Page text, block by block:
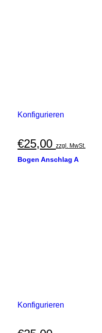
Konfigurieren
€25,00 zzgl. MwSt.
Bogen Anschlag A
Konfigurieren